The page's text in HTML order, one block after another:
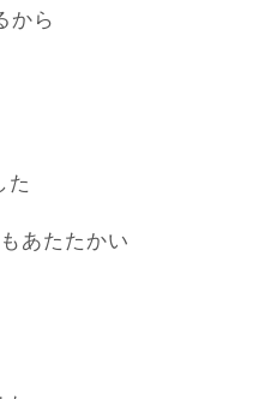
から
た
もあたたかい